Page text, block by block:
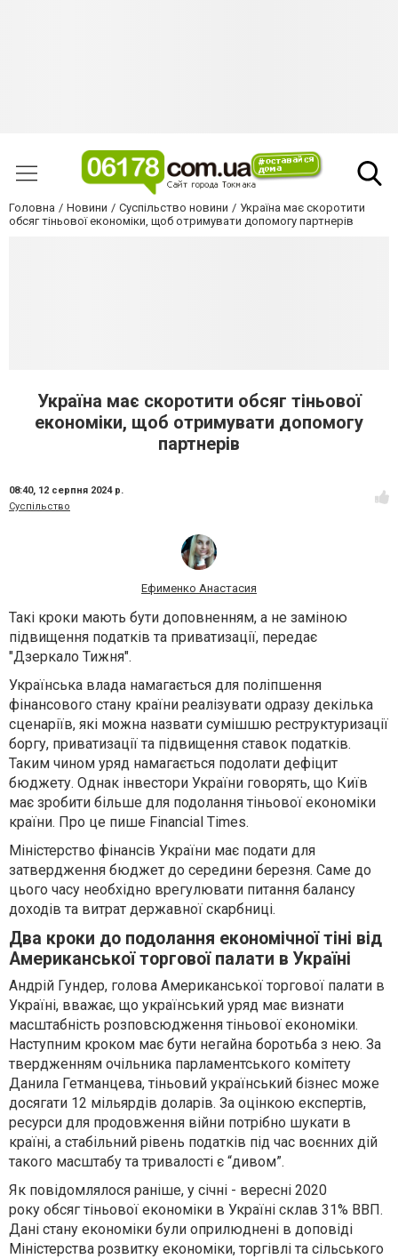
Головна Новини Суспільство новини
Україна має скоротити
обсяг тіньової економіки, щоб отримувати допомогу партнерів
Україна має скоротити обсяг тіньової
економіки, щоб отримувати допомогу
партнерів
08:40, 12 серпня 2024 р.
Суспільство
Ефименко Анастасия
Такі кроки мають бути доповненням, а не заміною
підвищення податків та приватизації, передає
"Дзеркало Тижня".
Українська влада намагається для поліпшення
фінансового стану країни реалізувати одразу декілька
сценаріїв, які можна назвати сумішшю реструктуризації
боргу, приватизації та підвищення ставок податків.
Таким чином уряд намагається подолати дефіцит
бюджету. Однак інвестори України говорять, що Київ
має зробити більше для подолання тіньової економіки
країни. Про це пише Financial Times.
Міністерство фінансів України має подати для
затвердження бюджет до середини березня. Саме до
цього часу необхідно врегулювати питання балансу
доходів та витрат державної скарбниці.
Два кроки до подолання економічної тіні від
Американської торгової палати в Україні
Андрій Гундер, голова Американської торгової палати в
Україні, вважає, що український уряд має визнати
масштабність розповсюдження тіньової економіки.
Наступним кроком має бути негайна боротьба з нею. За
твердженням очільника парламентського комітету
Данила Гетманцева, тіньовий український бізнес може
досягати 12 мільярдів доларів. За оцінкою експертів,
ресурси для продовження війни потрібно шукати в
країні, а стабільний рівень податків під час воєнних дій
такого масштабу та тривалості є “дивом”.
Як повідомлялося раніше, у січні - вересні 2020
року обсяг тіньової економіки в Україні склав 31% ВВП.
Дані стану економіки були оприлюднені в доповіді
Міністерства розвитку економіки, торгівлі та сільського